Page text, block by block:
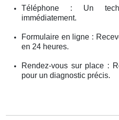
Téléphone : Un
immédiatement.
Formulaire en ligne :
en 24 heures.
Rendez-vous sur place :
pour un diagnostic précis.